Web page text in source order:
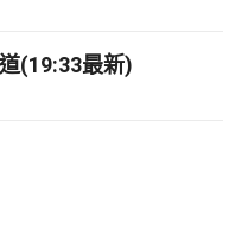
(19:33最新)